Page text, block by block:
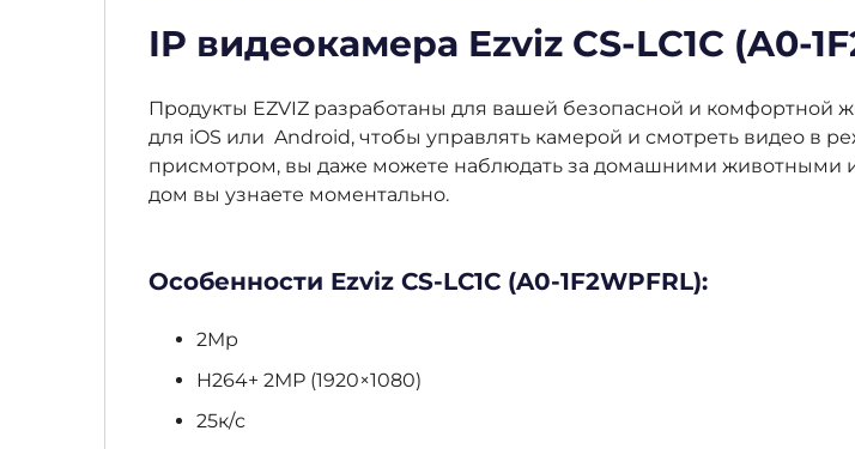
IP видеокамера Ezviz CS-LC1C (A0-
Продукты EZVIZ разработаны для вашей безопасной и комфортной
для iOS или Android, чтобы управлять камерой и смотреть видео в
присмотром, вы даже можете наблюдать за домашними животными
дом вы узнаете моментально.
Особенности Ezviz CS-LC1C (A0-1F2WPFRL):
2Mp
H264+ 2МР (1920×1080)
25к/с